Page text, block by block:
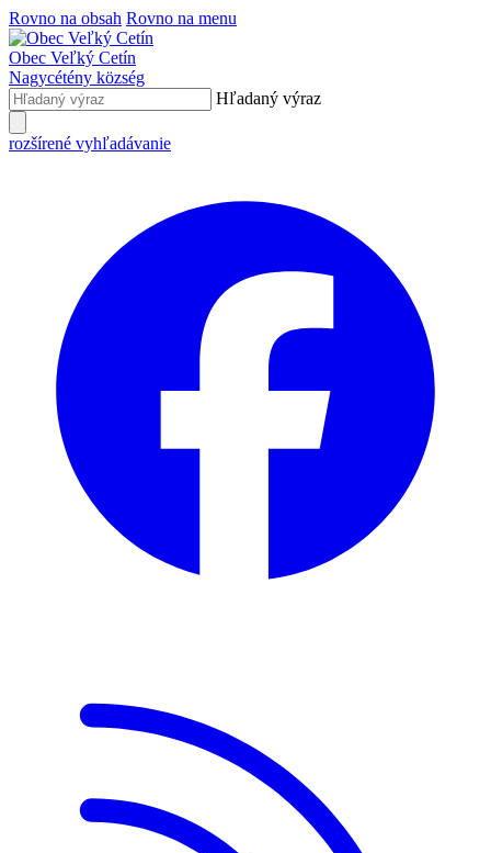
Rovno na obsah Rovno na menu
Obec Veľký Cetín
Nagycétény község
Hľadaný výraz
rozšírené vyhľadávanie